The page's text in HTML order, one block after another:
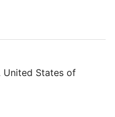
United States of